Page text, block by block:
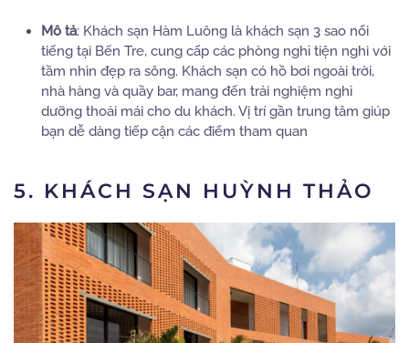
Mô tả: Khách sạn Hàm Luông là khách sạn 3 sao nổi
tiếng tại Bến Tre, cung cấp các phòng nghỉ tiện nghi với
tầm nhìn đẹp ra sông. Khách sạn có hồ bơi ngoài trời,
nhà hàng và quầy bar, mang đến trải nghiệm nghỉ
dưỡng thoải mái cho du khách. Vị trí gần trung tâm giúp
bạn dễ dàng tiếp cận các điểm tham quan
5. KHÁCH SẠN HUỲNH THẢO